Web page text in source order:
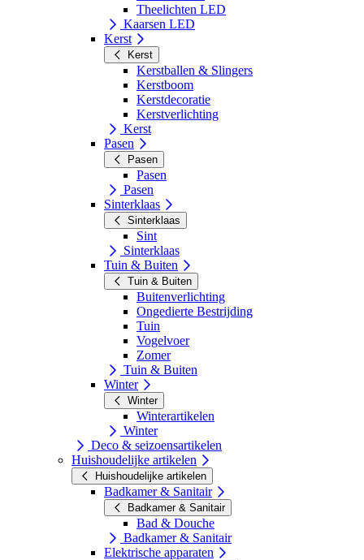
Theelichten LED
Kaarsen LED
Kerst
Kerst
Kerstballen & Slingers
Kerstboom
Kerstdecoratie
Kerstverlichting
Kerst
Pasen
Pasen
Pasen
Pasen
Sinterklaas
Sinterklaas
Sint
Sinterklaas
Tuin & Buiten
Tuin & Buiten
Buitenverlichting
Ongedierte Bestrijding
Tuin
Vogelvoer
Zomer
Tuin & Buiten
Winter
Winter
Winterartikelen
Winter
Deco & seizoensartikelen
Huishoudelijke artikelen
Huishoudelijke artikelen
Badkamer & Sanitair
Badkamer & Sanitair
Bad & Douche
Badkamer & Sanitair
Elektrische apparaten